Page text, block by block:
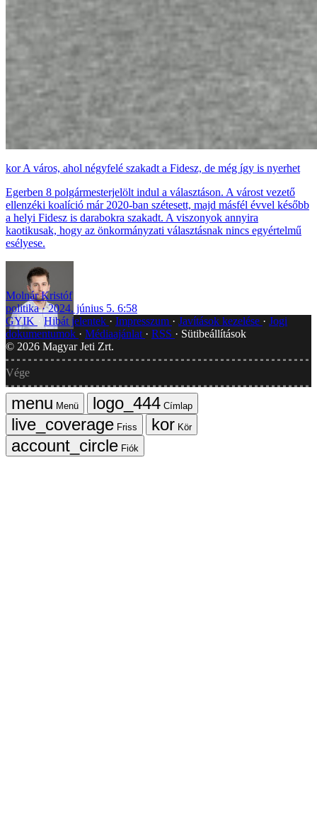
A város, ahol négyfelé szakadt a Fidesz, de még így is nyerhet
Egerben 8 polgármesterjelölt indul a választáson. A várost vezető
ellenzéki koalíció már 2020-ban szétesett, majd másfél évvel később
a helyi Fidesz is darabokra szakadt. A viszonyok annyira
kaotikusak, hogy az önkormányzati választásnak nincs egyértelmű
esélyese.
Molnár Kristóf
politika
2024. június 5. 6:58
GYIK
Hibát jelentek Impresszum Javítások kezelése
Jogi
dokumentumok
Médiaajánlat RSS
Sütibeállítások
© 2026 Magyar Jeti Zrt.
Vége
Menü
Címlap
Friss
Kör
Fiók